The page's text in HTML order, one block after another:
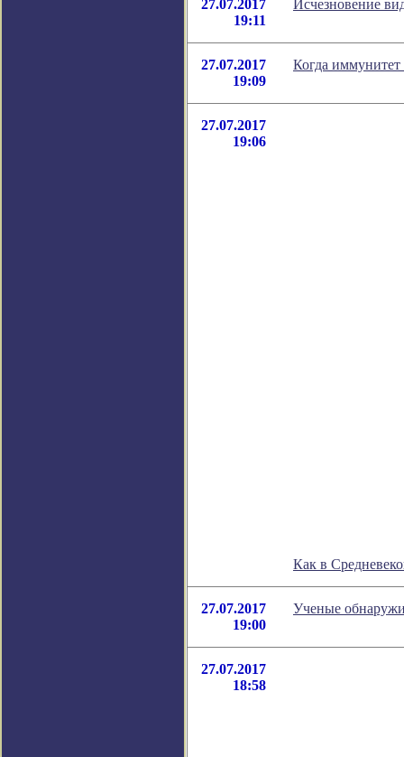
27.07.2017
19:11
Исчезновение
27.07.2017
19:09
Когда иммунитет
27.07.2017
19:06
Как в
27.07.2017
19:00
Ученые
27.07.2017
18:58